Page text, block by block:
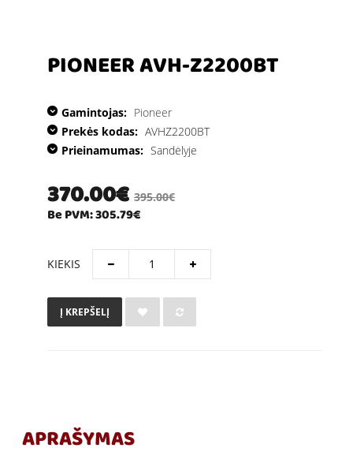
PIONEER AVH-Z2200BT
Gamintojas: Pioneer
Prekės kodas: AVHZ2200BT
Prieinamumas: Sandėlyje
370.00€ 395.00€
Be PVM: 305.79€
KIEKIS
Į KREPŠELĮ
APRAŠYMAS